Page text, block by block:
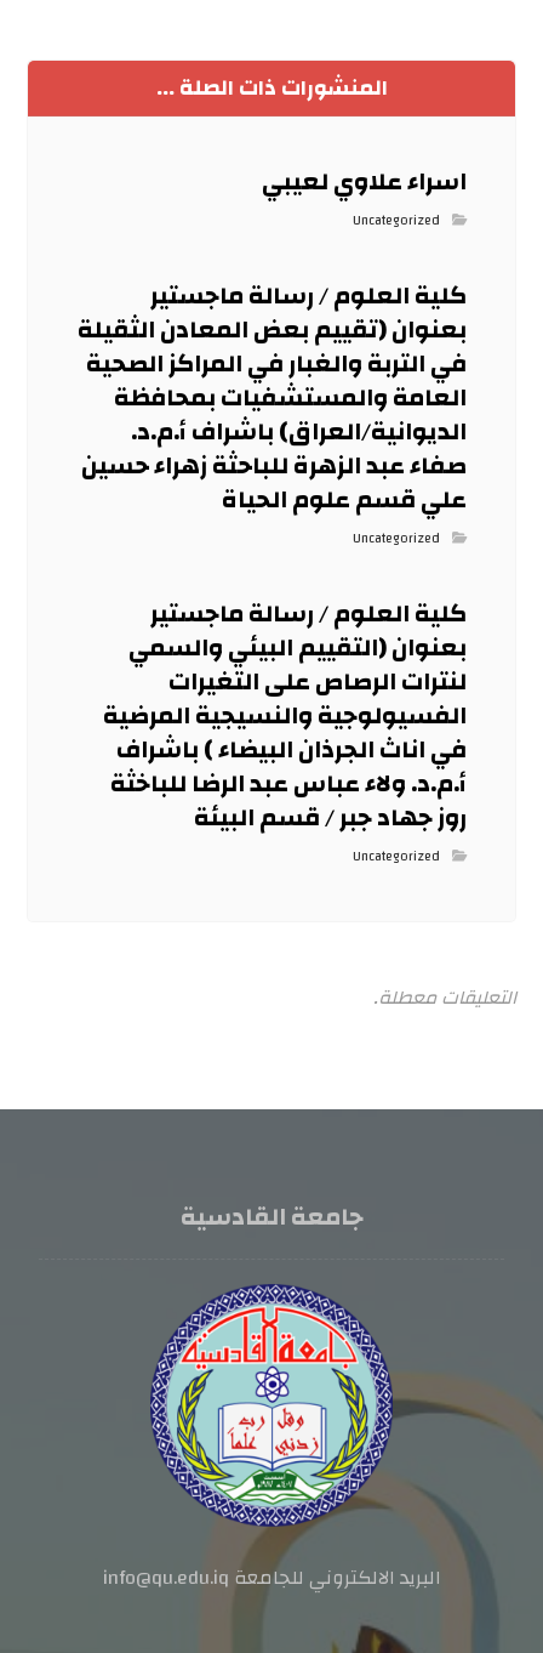
المنشورات ذات الصلة ...
اسراء علاوي لعيبي
Uncategorized
كلية العلوم / رسالة ماجستير
بعنوان (تقييم بعض المعادن الثقيلة
في التربة والغبار في المراكز الصحية
العامة والمستشفيات بمحافظة
الديوانية/العراق) باشراف أ.م.د.
صفاء عبد الزهرة للباحثة زهراء حسين
علي قسم علوم الحياة
Uncategorized
كلية العلوم / رسالة ماجستير
بعنوان (التقييم البيئي والسمي
لنترات الرصاص على التغيرات
الفسيولوجية والنسيجية المرضية
في اناث الجرذان البيضاء ) باشراف
أ.م.د. ولاء عباس عبد الرضا للباخثة
روز جهاد جبر / قسم البيئة
Uncategorized
التعليقات معطلة.
جامعة القادسية
البريد الالكتروني للجامعة info@qu.edu.iq